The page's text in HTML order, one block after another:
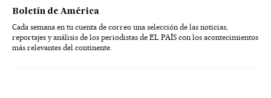
Boletín de América
Cada semana en tu cuenta de correo una selección de las noticias,
reportajes y análisis de los periodistas de EL PAÍS con los acontecimientos
más relevantes del continente.